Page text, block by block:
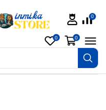
0
0 0